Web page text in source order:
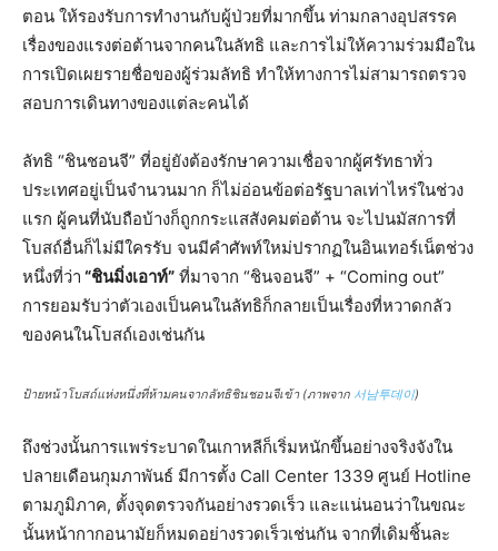
ตอน ให้รองรับการทำงานกับผู้ป่วยที่มากขึ้น ท่ามกลางอุปสรรค
เรื่องของแรงต่อต้านจากคนในลัทธิ และการไม่ให้ความร่วมมือใน
การเปิดเผยรายชื่อของผู้ร่วมลัทธิ ทำให้ทางการไม่สามารถตรวจ
สอบการเดินทางของแต่ละคนได้
ลัทธิ “ชินชอนจี” ที่อยู่ยังต้องรักษาความเชื่อจากผู้ศรัทธาทั่ว
ประเทศอยู่เป็นจำนวนมาก ก็ไม่อ่อนข้อต่อรัฐบาลเท่าไหร่ในช่วง
แรก ผู้คนที่นับถือบ้างก็ถูกกระแสสังคมต่อต้าน จะไปนมัสการที่
โบสถ์อื่นก็ไม่มีใครรับ จนมีคำศัพท์ใหม่ปรากฏในอินเทอร์เน็ตช่วง
หนึ่งที่ว่า “ชินมิ่งเอาท์” ที่มาจาก “ชินจอนจี” + “Coming out”
การยอมรับว่าตัวเองเป็นคนในลัทธิก็กลายเป็นเรื่องที่หวาดกลัว
ของคนในโบสถ์เองเช่นกัน
ป้ายหน้าโบสถ์แห่งหนึ่งที่ห้ามคนจากลัทธิชินชอนจีเข้า (ภาพจาก 서남투데이)
ถึงช่วงนั้นการแพร่ระบาดในเกาหลีก็เริ่มหนักขึ้นอย่างจริงจังใน
ปลายเดือนกุมภาพันธ์ มีการตั้ง Call Center 1339 ศูนย์ Hotline
ตามภูมิภาค, ตั้งจุดตรวจกันอย่างรวดเร็ว และแน่นอนว่าในขณะ
นั้นหน้ากากอนามัยก็หมดอย่างรวดเร็วเช่นกัน จากที่เดิมชิ้นละ